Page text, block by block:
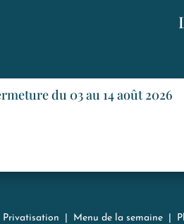
du 03 au 14 août 2026
Privatisation Menu de la semaine|